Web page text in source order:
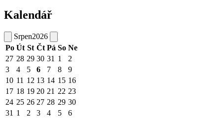
Kalendář
Srpen2026
Po Út St Čt Pá So Ne
27 28 29 30 31 1
2
3
4 5 6 7 8
9
10 11 12 13 14 15 16
17 18 19 20 21 22 23
24 25 26 27 28 29 30
31 1 2 3 4 5 6